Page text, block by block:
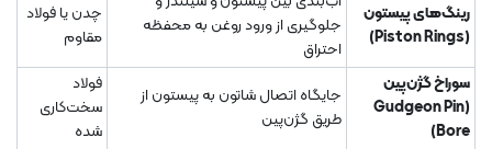
رینگ‌های پیستون
(Piston Rings)
جلوگیری از ورود روغن به محفظه
احتراق
چدن یا فولاد
مقاوم
سوراخ گژن‌پین
(Gudgeon Pin
Bore)
جایگاه اتصال شاتون به پیستون از
طریق گژن‌پین
فولاد
سخت‌کاری
شده